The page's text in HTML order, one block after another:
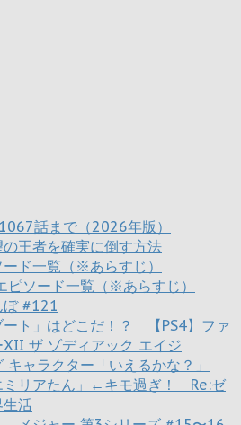
話まで（2026年版）
王者を確実に倒す方法
ド一覧（※あらすじ）
ソード一覧（※あらすじ）
#121
ート」はどこだ！？ 【PS4】ファ
ザ ゾディアック エイジ
ャラクター「いえるかな？」
ミリアたん」←キモ過ぎ！ Re:ゼ
生活